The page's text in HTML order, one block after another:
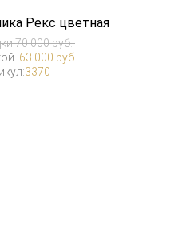
Рекс цветная
70 000 руб.
:63 000 руб.
3370